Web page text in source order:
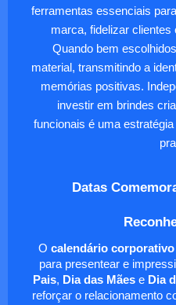
ferramentas essenciais
marca, fidelizar clientes
Quando bem
material, transmitindo a
memórias positivas.
investir em brindes
funcionais é uma
Datas
O calendário corporativo
para presentear e
Pais, Dia das Mãese Dia
reforçar o relacionamento